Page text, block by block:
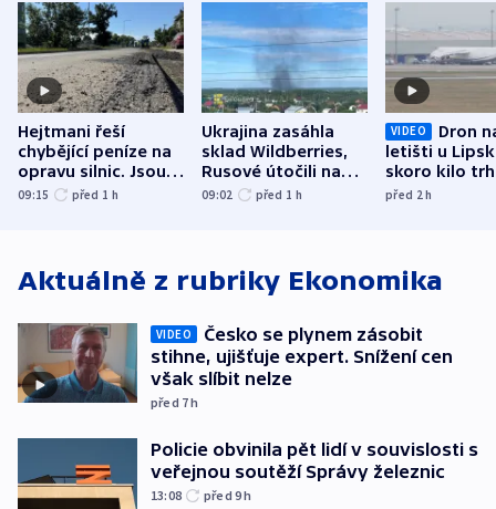
Hejtmani řeší
chybějící peníze na
opravu silnic. Jsou
nenárokové, namítá
09:15 před 1 h
Ukrajina zasáhla
sklad Wildberries,
Rusové útočili na
trh, hasiče či
09:02 před 1 h
VIDEO
Dron
letišti u
skoro kilo
indicie
před 2h
Aktuálně z rubriky Ekonomika
VIDEO
Česko se plynem zásobit
stihne, ujišťuje expert. Snížení cen
však slíbit nelze
před 7h
Policie obvinila pět lidí v souvislosti s
veřejnou soutěží Správy železnic
13:08 před 9h